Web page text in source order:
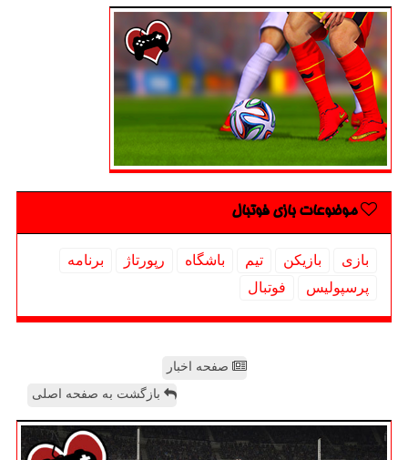
موضوعات بازی فوتبال
بازی بازیكن تیم باشگاه رپورتاژ
برنامه
پرسپولیس
فوتبال
صفحه اخبار
بازگشت به صفحه اصلی